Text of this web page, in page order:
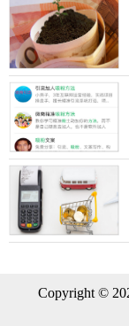
微信转账限额按是
一、未添加银行卡
单日200元，收款
二、已添加银行卡
限额为：单笔单日
用微信转账...[查看
top
微信转账
巧
要是微信转账转
Copyright ©